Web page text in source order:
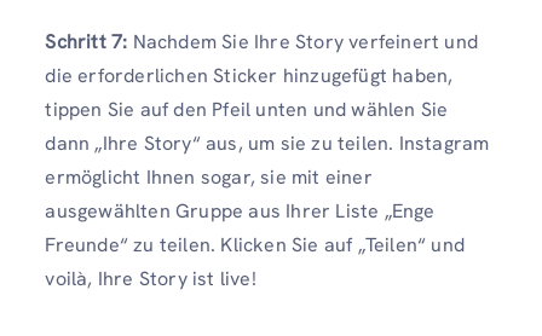
Schritt 7: Nachdem Sie Ihre Story verfeinert und
die erforderlichen Sticker hinzugefügt haben,
tippen Sie auf den Pfeil unten und wählen Sie
dann „Ihre Story“ aus, um sie zu teilen. Instagram
ermöglicht Ihnen sogar, sie mit einer
ausgewählten Gruppe aus Ihrer Liste „Enge
Freunde“ zu teilen. Klicken Sie auf „Teilen“ und
voilà, Ihre Story ist live!